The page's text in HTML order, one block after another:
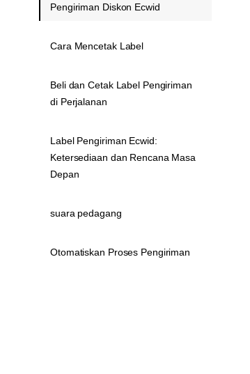
Pengiriman Diskon Ecwid
Cara Mencetak Label
Beli dan Cetak Label Pengiriman
di Perjalanan
Label Pengiriman Ecwid:
Ketersediaan dan Rencana Masa
Depan
suara pedagang
Otomatiskan Proses Pengiriman